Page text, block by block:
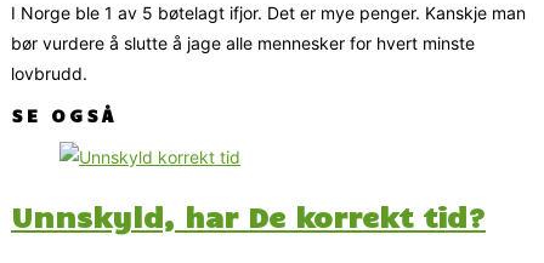
I Norge ble 1 av 5 bøtelagt ifjor. Det er mye penger. Kanskje man
bør vurdere å slutte å jage alle mennesker for hvert minste
lovbrudd.
SE OGSÅ
Unnskyld, har De korrekt tid?